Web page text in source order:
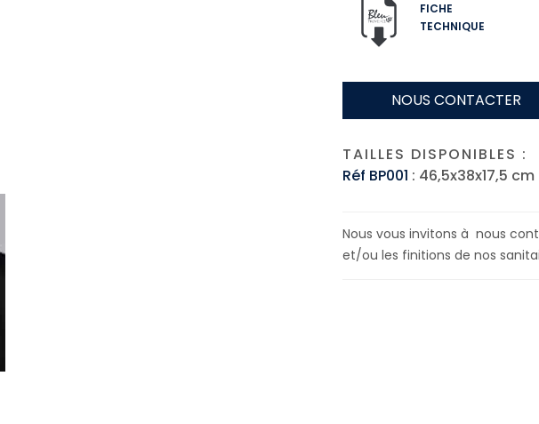
FICHE
TECHNIQUE
NOUS CONTACTER
TAILLES DISPONIBLES :
Réf BP001 : 46,5x38x17,5 cm
Nous vous invitons à nous
et/ou les finitions de nos